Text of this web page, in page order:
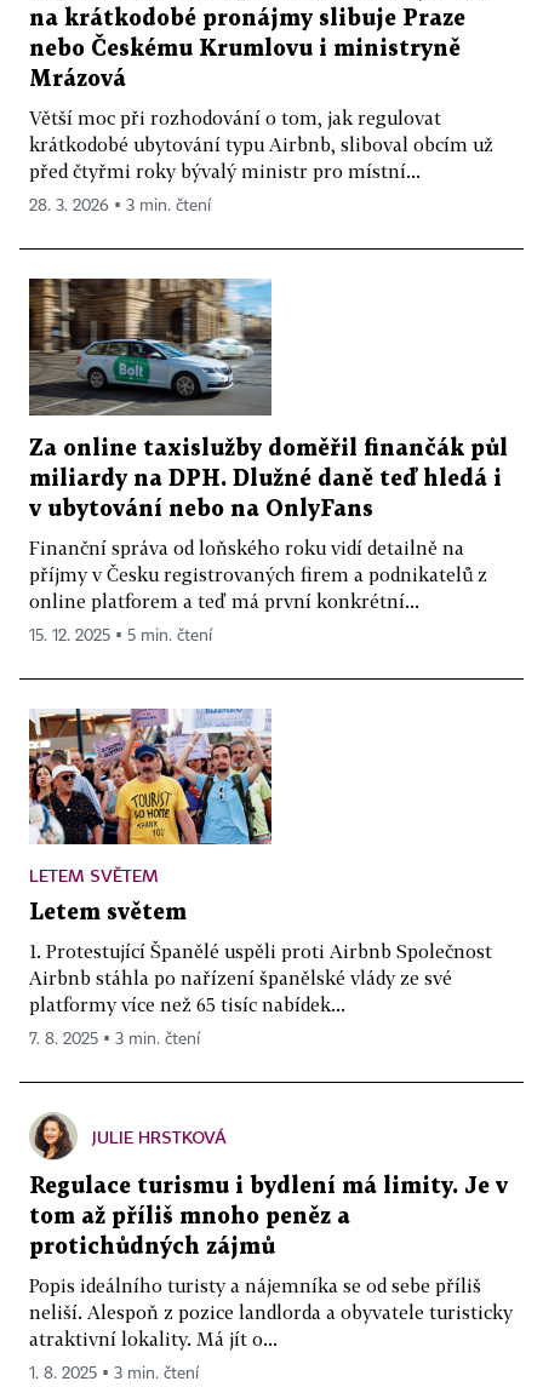
na krátkodobé pronájmy slibuje Praze
nebo Českému Krumlovu i ministryně
Mrázová
Větší moc při rozhodování o tom, jak regulovat
krátkodobé ubytování typu Airbnb, sliboval obcím už
před čtyřmi roky bývalý ministr pro místní...
28. 3. 2026 ▪ 3 min. čtení
Za online taxislužby doměřil finančák půl
miliardy na DPH. Dlužné daně teď hledá i
v ubytování nebo na OnlyFans
Finanční správa od loňského roku vidí detailně na
příjmy v Česku registrovaných firem a podnikatelů z
online platforem a teď má první konkrétní...
15. 12. 2025 ▪ 5 min. čtení
LETEM SVĚTEM
Letem světem
1. Protestující Španělé uspěli proti Airbnb Společnost
Airbnb stáhla po nařízení španělské vlády ze své
platformy více než 65 tisíc nabídek...
7. 8. 2025 ▪ 3 min. čtení
JULIE HRSTKOVÁ
Regulace turismu i bydlení má limity. Je v
tom až příliš mnoho peněz a
protichůdných zájmů
Popis ideálního turisty a nájemníka se od sebe příliš
neliší. Alespoň z pozice landlorda a obyvatele turisticky
atraktivní lokality. Má jít o...
1. 8. 2025 ▪ 3 min. čtení